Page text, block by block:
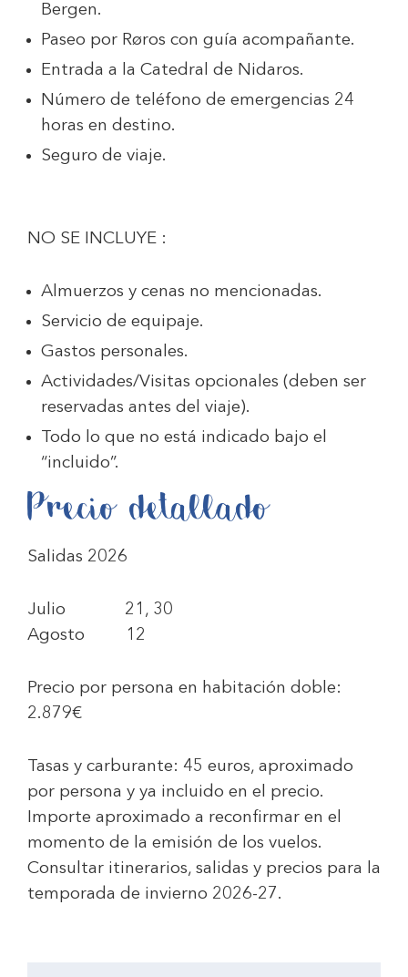
Bergen.
Paseo por Røros con guía acompañante.
Entrada a la Catedral de Nidaros.
Número de teléfono de emergencias 24
horas en destino.
Seguro de viaje.
NO SE INCLUYE :
Almuerzos y cenas no mencionadas.
Servicio de equipaje.
Gastos personales.
Actividades/Visitas opcionales (deben ser
reservadas antes del viaje).
Todo lo que no está indicado bajo el
“incluido”.
Precio detallado
Salidas 2026
Julio 21, 30
Agosto 12
Precio por persona en habitación doble:
2.879€
Tasas y carburante: 45 euros, aproximado
por persona y ya incluido en el precio.
Importe aproximado a reconfirmar en el
momento de la emisión de los vuelos.
Consultar itinerarios, salidas y precios para la
temporada de invierno 2026-27.